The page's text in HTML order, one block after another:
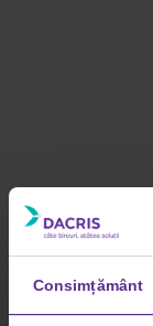
Consimțământ